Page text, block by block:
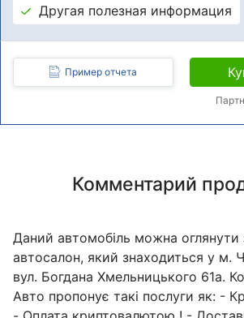
Другая полезная информация
Пример отчета
Комментарий
Даний автомобіль можна оглянути
автосалон, який знаходиться у м.
вул. Богдана Хмельницького 61а.
Авто пропонує такі послуги як: -